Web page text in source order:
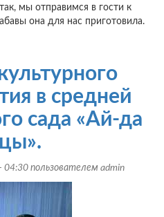
мы отправимся в гости к
она для нас приготовила.
в средней
сада «Ай-да
04:30 пользователем admin